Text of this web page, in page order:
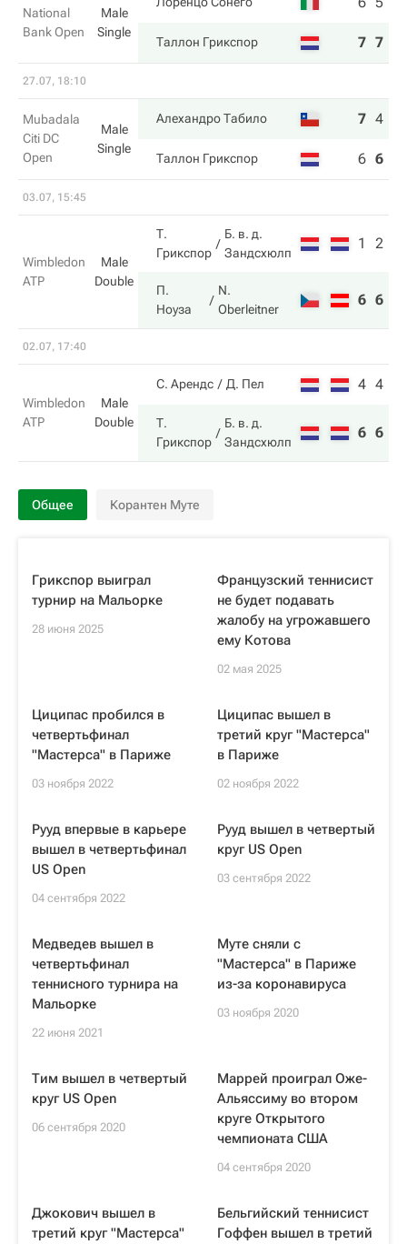
National
Bank Open
Male
Single
Таллон Грикспор 7 7
27.07, 18:10
Mubadala
Citi DC
Open
Male
Single
Алехандро Табило 7 4
Таллон Грикспор 6 6
03.07, 15:45
Wimbledon
ATP
Male
Double
Т.
Грикспор
Б. в. д.
Зандсхюлп
1 2
П.
Ноуза
N.
Oberleitner
6 6
02.07, 17:40
Wimbledon
ATP
Male
Double
С. Арендс Д. Пел 4 4
Т.
Грикспор
Б. в. д.
Зандсхюлп
6 6
Общее Корантен Муте
Грикспор выиграл
турнир на Мальорке
28 июня 2025
Французский теннисист
не будет подавать
жалобу на угрожавшего
ему Котова
02 мая 2025
Циципас пробился в
четвертьфинал
"Мастерса" в Париже
03 ноября 2022
Циципас вышел в
третий круг "Мастерса"
в Париже
02 ноября 2022
Рууд впервые в карьере
вышел в четвертьфинал
US Open
04 сентября 2022
Рууд вышел в четвертый
круг US Open
03 сентября 2022
Медведев вышел в
четвертьфинал
теннисного турнира на
Мальорке
22 июня 2021
Муте сняли с
"Мастерса" в Париже
из-за коронавируса
03 ноября 2020
Тим вышел в четвертый
круг US Open
06 сентября 2020
Маррей проиграл Оже-
Альяссиму во втором
круге Открытого
чемпионата США
04 сентября 2020
Джокович вышел в
третий круг "Мастерса"
Бельгийский теннисист
Гоффен вышел в третий